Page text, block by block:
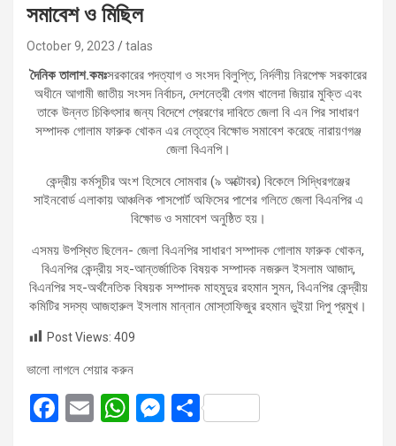
সমাবেশ ও মিছিল
October 9, 2023 talas
দৈনিক তালাশ.কমঃসরকারের পদত্যাগ ও সংসদ বিলুপ্তি, নির্দলীয় নিরপেক্ষ সরকারের
অধীনে আগামী জাতীয় সংসদ নির্বাচন, দেশনেত্রী বেগম খালেদা জিয়ার মুক্তি এবং
তাকে উন্নত চিকিৎসার জন্য বিদেশে প্রেরণের দাবিতে জেলা বি এন পির সাধারণ
সম্পাদক গোলাম ফারুক খোকন এর নেতৃত্বে বিক্ষোভ সমাবেশ করেছে নারায়ণগঞ্জ
জেলা বিএনপি।
কেন্দ্রীয় কর্মসূচীর অংশ হিসেবে সোমবার (৯ অক্টোবর) বিকেলে সিদ্ধিরগঞ্জের
সাইনবোর্ড এলাকায় আঞ্চলিক পাসপোর্ট অফিসের পাশের গলিতে জেলা বিএনপির এ
বিক্ষোভ ও সমাবেশ অনুষ্ঠিত হয়।
এসময় উপস্থিত ছিলেন- জেলা বিএনপির সাধারণ সম্পাদক গোলাম ফারুক খোকন,
বিএনপির কেন্দ্রীয় সহ-আন্তর্জাতিক বিষয়ক সম্পাদক নজরুল ইসলাম আজাদ,
বিএনপির সহ-অর্থনৈতিক বিষয়ক সম্পাদক মাহমুদুর রহমান সুমন, বিএনপির কেন্দ্রীয়
কমিটির সদস্য আজহারুল ইসলাম মান্নান মোস্তাফিজুর রহমান ভুইয়া দিপু প্রমুখ।
Post Views: 409
ভালো লাগলে শেয়ার করুন
F
E
W M S